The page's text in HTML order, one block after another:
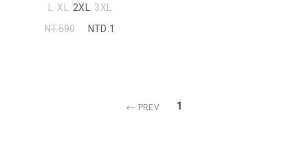
L XL 2XL 3XL
NT.590
NTD.1
PREV 1